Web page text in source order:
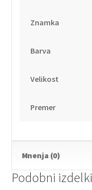
Znamka
Barva
Velikost
Premer
Mnenja (0)
Podobni izdelki